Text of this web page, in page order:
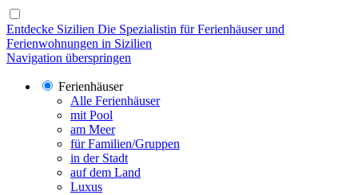
Entdecke Sizilien Die Spezialistin für Ferienhäuser und
Ferienwohnungen in Sizilien
Navigation überspringen
Ferienhäuser
Alle Ferienhäuser
mit Pool
am Meer
für Familien/Gruppen
in der Stadt
auf dem Land
Luxus